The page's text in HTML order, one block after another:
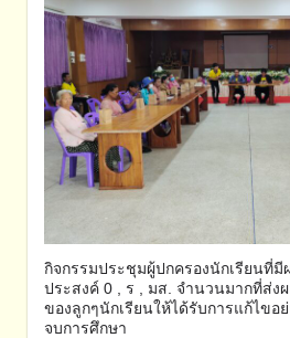
กิจกรรมประชุมผู้ปกครองนักเรียนที่มี
ประสงค์ 0 , ร , มส. จำนวนมากที่ส่ง
ของลูกๆนักเรียนให้ได้รับการแก้ไขอ
จบการศึกษา